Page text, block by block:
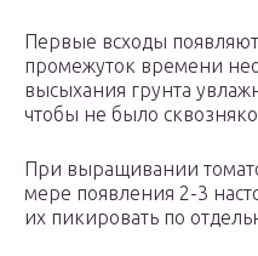
Первые всходы
промежуток времени
высыхания грунта
чтобы не было
При выращивании
мере появления 2-3
их пикировать по